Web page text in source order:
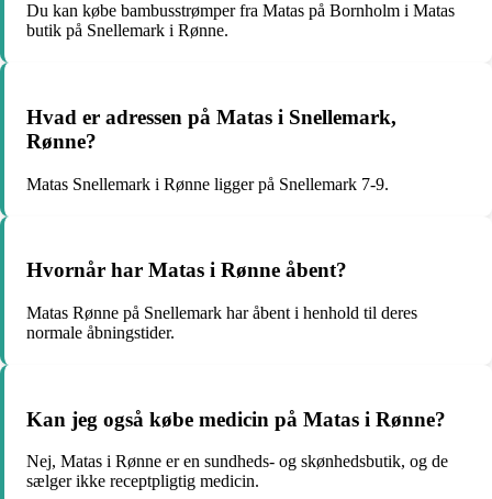
Du kan købe bambusstrømper fra Matas på Bornholm i Matas
butik på Snellemark i Rønne.
Hvad er adressen på Matas i Snellemark,
Rønne?
Matas Snellemark i Rønne ligger på Snellemark 7-9.
Hvornår har Matas i Rønne åbent?
Matas Rønne på Snellemark har åbent i henhold til deres
normale åbningstider.
Kan jeg også købe medicin på Matas i Rønne?
Nej, Matas i Rønne er en sundheds- og skønhedsbutik, og de
sælger ikke receptpligtig medicin.